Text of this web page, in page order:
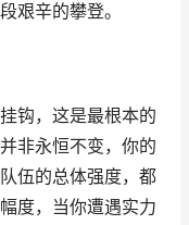
艰辛的攀登。
钩，这是最根本的
非永恒不变，你的
伍的总体强度，都
度，当你遭遇实力